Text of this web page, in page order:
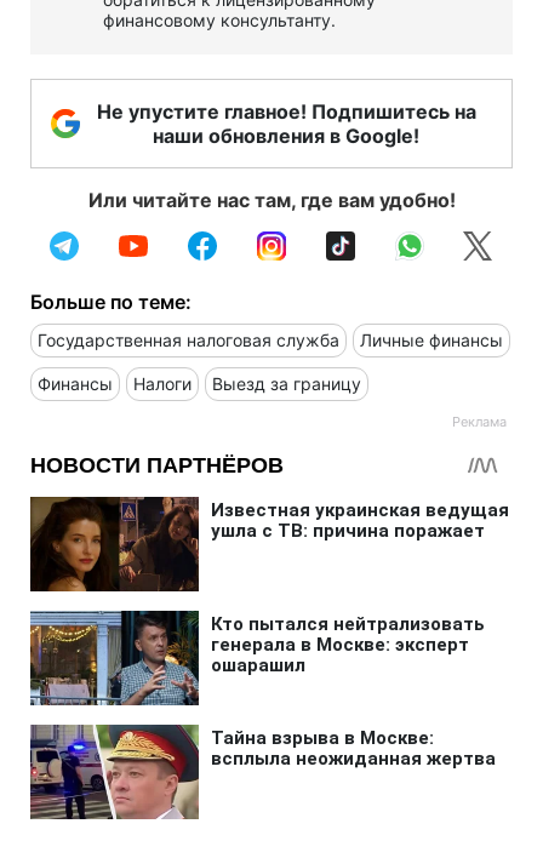
финансовому консультанту.
Не упустите главное! Подпишитесь на
наши обновления в Google!
Или читайте нас там, где вам удобно!
Больше по теме:
Государственная налоговая служба Личные финансы
Финансы Налоги Выезд за границу